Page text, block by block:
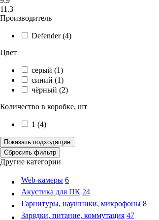
11.3
Производитель
Defender (4)
Цвет
серый (1)
синий (1)
чёрный (2)
Количество в коробке, шт
1 (4)
Другие категории
Web-камеры 6
Акустика для ПК 24
Гарнитуры, наушники, микрофоны 8
Зарядки, питание, коммутация 47